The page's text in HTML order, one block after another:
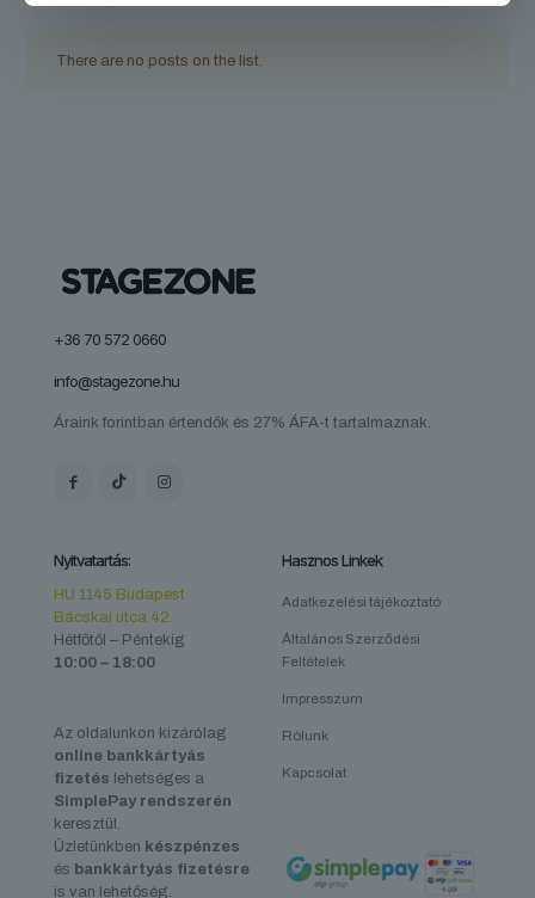
There are no posts on the list.
+36 70 572 0660
info@stagezone.hu
Áraink forintban értendők és 27% ÁFA-t tartalmaznak.
Nyitvatartás:
HU 1145 Budapest
Bácskai utca 42.
Hétfőtől – Péntekig
10:00 – 18:00
Az oldalunkon kizárólag
online bankkártyás
fizetés lehetséges a
SimplePay rendszerén
keresztül.
Üzletünkben készpénzes
és bankkártyás fizetésre
is van lehetőség.
Hasznos Linkek
Adatkezelési tájékoztató
Általános Szerződési
Feltételek
Impresszum
Rólunk
Kapcsolat